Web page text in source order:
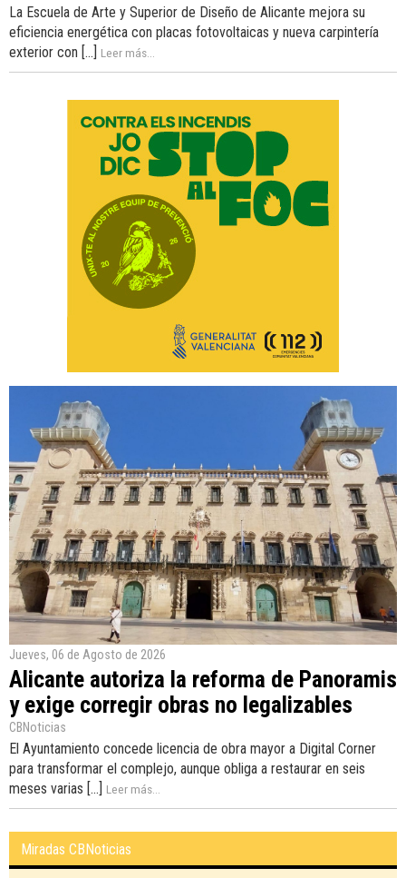
La Escuela de Arte y Superior de Diseño de Alicante mejora su
eficiencia energética con placas fotovoltaicas y nueva carpintería
exterior con [...] Leer más...
Jueves, 06 de Agosto de 2026
Alicante autoriza la reforma de Panoramis
y exige corregir obras no legalizables
CBNoticias
El Ayuntamiento concede licencia de obra mayor a Digital Corner
para transformar el complejo, aunque obliga a restaurar en seis
meses varias [...] Leer más...
Miradas CBNoticias